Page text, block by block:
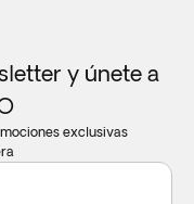
y únete a
exclusivas